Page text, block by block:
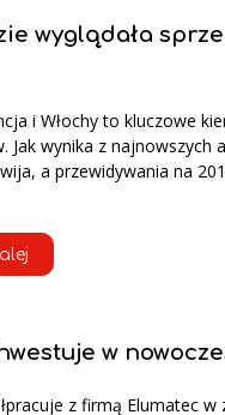
wyglądała
i Włochy to kluczowe
Jak wynika z najnowszych
a przewidywania na
w
z firmą Elumatec